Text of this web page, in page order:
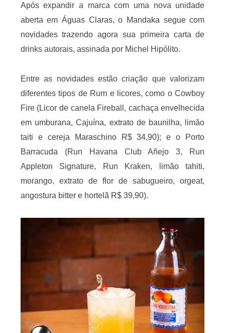
Após expandir a marca com uma nova unidade
aberta em Águas Claras, o Mandaka segue com
novidades trazendo agora sua primeira carta de
drinks autorais, assinada por Michel Hipólito.
Entre as novidades estão criação que valorizam
diferentes tipos de Rum e licores, como o Cowboy
Fire (Licor de canela Fireball, cachaça envelhecida
em umburana, Cajuína, extrato de baunilha, limão
taiti e cereja Maraschino R$ 34,90); e o Porto
Barracuda (Run Havana Club Añejo 3, Run
Appleton Signature, Run Kraken, limão tahiti,
morango, extrato de flor de sabugueiro, orgeat,
angostura bitter e hortelã R$ 39,90).